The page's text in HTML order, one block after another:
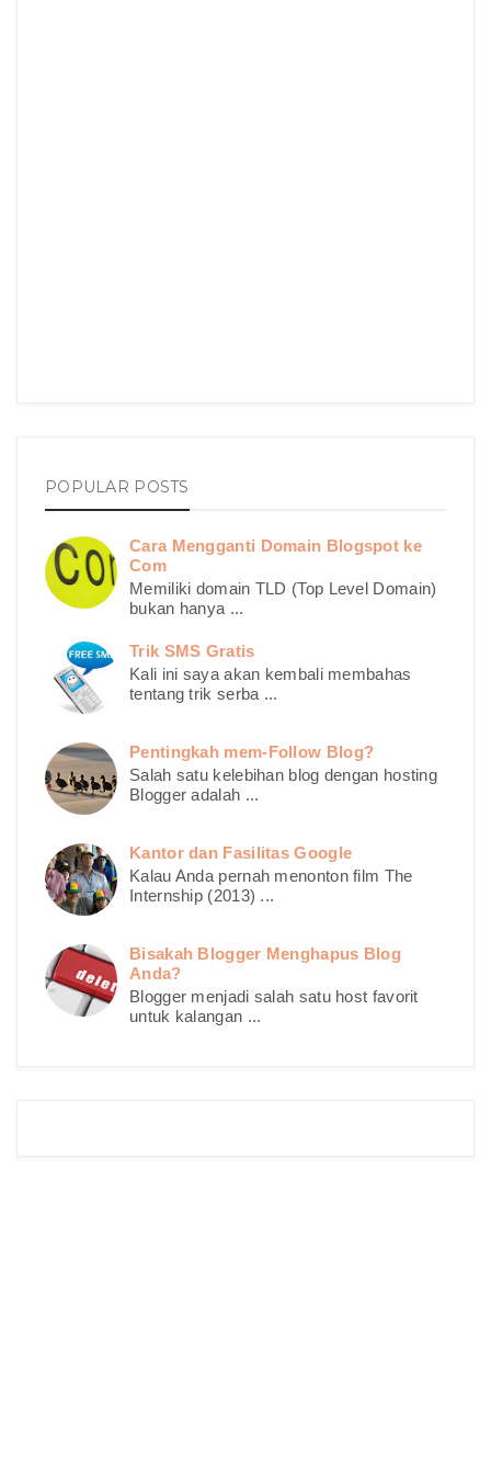
POPULAR POSTS
Cara Mengganti Domain Blogspot ke
Com
Memiliki domain TLD (Top Level Domain)
bukan hanya ...
Trik SMS Gratis
Kali ini saya akan kembali membahas
tentang trik serba ...
Pentingkah mem-Follow Blog?
Salah satu kelebihan blog dengan hosting
Blogger adalah ...
Kantor dan Fasilitas Google
Kalau Anda pernah menonton film The
Internship (2013) ...
Bisakah Blogger Menghapus Blog
Anda?
Blogger menjadi salah satu host favorit
untuk kalangan ...